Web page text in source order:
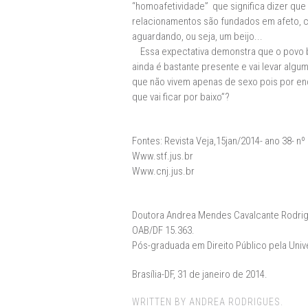
“homoafetividade” que significa dizer
relacionamentos são fundados em afeto,
aguardando, ou seja, um beijo...
Essa expectativa demonstra que o
ainda é bastante presente e vai levar
que não vivem apenas de sexo pois por
que vai ficar por baixo”?
Fontes: Revista Veja,15jan/2014- ano 38- nº
Www.stf.jus.br
Www.cnj.jus.br
Doutora Andrea Mendes Cavalcante
OAB/DF 15.363.
Pós-graduada em Direito Público pela
Brasília-DF, 31 de janeiro de 2014.
WRITTEN BY ANDREA RODRIGUES.